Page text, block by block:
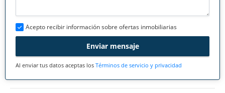
Acepto recibir información sobre ofertas inmobiliarias
Enviar mensaje
Al enviar tus datos aceptas los Términos de servicio y privacidad